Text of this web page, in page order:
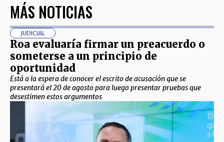
MÁS NOTICIAS
JUDICIAL
Roa evaluaría firmar un preacuerdo o
someterse a un principio de
oportunidad
Está a la espera de conocer el escrito de acusación que se
presentará el 20 de agosto para luego presentar pruebas que
desestimen estos argumentos